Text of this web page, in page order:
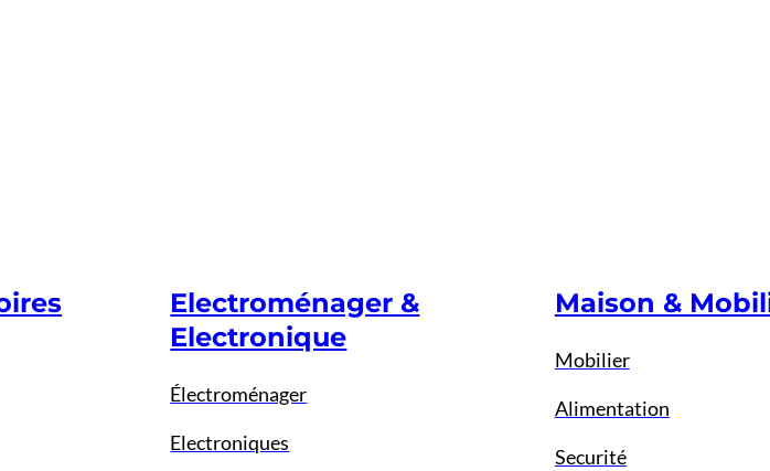
Electroménager &
Electronique
Électroménager
Electroniques
Maison &
Mobilier
Alimentation
Securité